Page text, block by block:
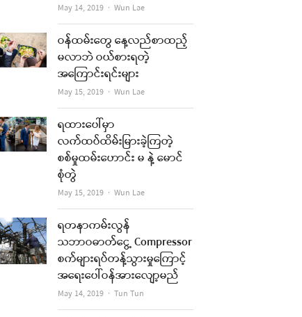
May 14, 2019 Author
Wun Lae
ဝန်ထမ်းတွေ နေ့လည်စာထည့်
မလာဘဲ ဝယ်စားရတဲ့
အကြောင်းရင်းများ
May 15, 2019 Author
Wun Lae
ရထားပေါ်မှာ
လက်ထပ်ထိမ်းမြားခဲ့ကြတဲ့
စစ်မှုထမ်းဟောင်း မ နဲ့ မောင်
စုံတွဲ
May 15, 2019 Author
Wun Lae
ရတနာကမ်းလွန်
သဘာဝဓာတ်ငွေ့ Compressor
စက်များရပ်တန့်သွားမှုကြောင့်
အရေးပေါ်ဝန်အားလျော့မည်
May 14, 2019 Author
Tun Tun